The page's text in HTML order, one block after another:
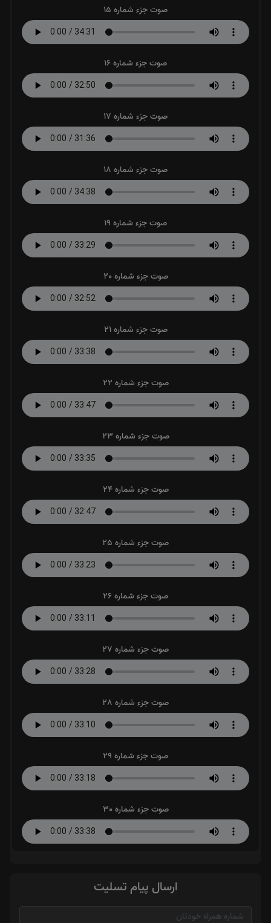
صوت جزء شماره 15
صوت جزء شماره 16
صوت جزء شماره 17
صوت جزء شماره 18
صوت جزء شماره 19
صوت جزء شماره 20
صوت جزء شماره 21
صوت جزء شماره 22
صوت جزء شماره 23
صوت جزء شماره 24
صوت جزء شماره 25
صوت جزء شماره 26
صوت جزء شماره 27
صوت جزء شماره 28
صوت جزء شماره 29
صوت جزء شماره 30
ارسال پیام تسلیت